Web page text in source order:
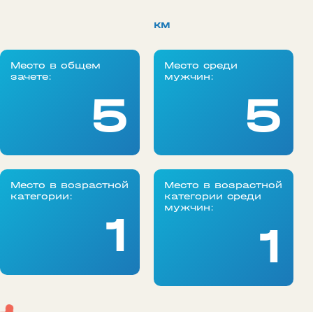
км
Место в общем
зачете:
5
Место среди
мужчин:
5
Место в возрастной
категории:
1
Место в возрастной
категории среди
мужчин:
1